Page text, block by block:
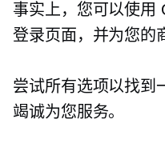
事实上，您可以使用
登录页面，并为您的
尝试所有选项以找到
竭诚为您服务。